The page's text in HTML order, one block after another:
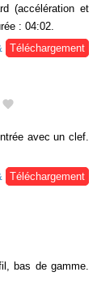
(accélération et
: 04:02.
Téléchargement
avec un clef.
Téléchargement
bas de gamme.